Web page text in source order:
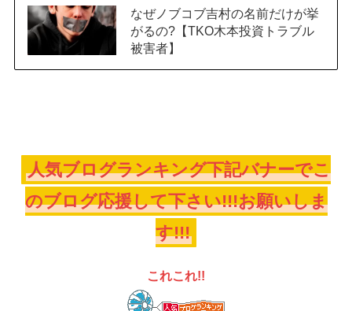
なぜノブコブ吉村の名前だけが挙
がるの?【TKO木本投資トラブル
被害者】
人気ブログランキング下記バナーでこ
のブログ応援して下さい!!!お願いしま
す!!!
これこれ!!